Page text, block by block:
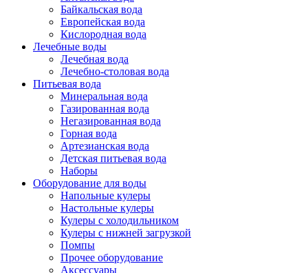
Байкальская вода
Европейская вода
Кислородная вода
Лечебные воды
Лечебная вода
Лечебно-столовая вода
Питьевая вода
Минеральная вода
Газированная вода
Негазированная вода
Горная вода
Артезианская вода
Детская питьевая вода
Наборы
Оборудование для воды
Напольные кулеры
Настольные кулеры
Кулеры с холодильником
Кулеры с нижней загрузкой
Помпы
Прочее оборудование
Аксессуары